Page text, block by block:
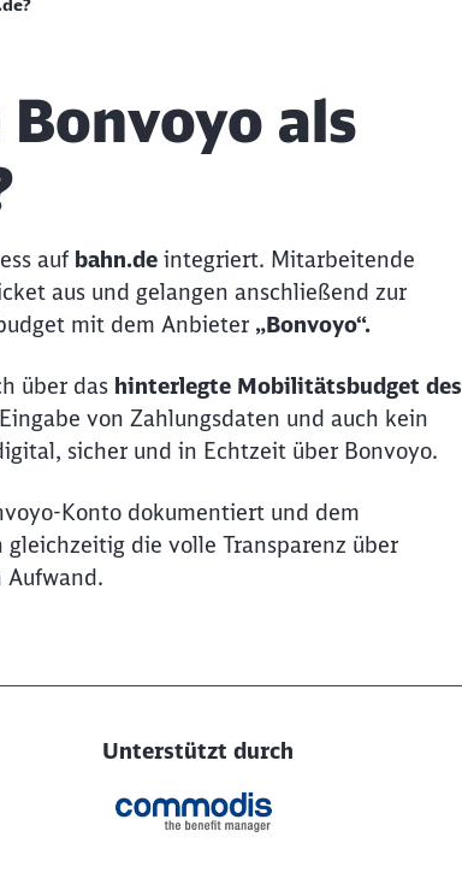
als
auf bahn.de integriert. Mitarbeitende
aus und gelangen anschließend zur
mit dem Anbieter „Bonvoyo“.
über das hinterlegte Mobilitätsbudget des
von Zahlungsdaten und auch kein
sicher und in Echtzeit über Bonvoyo.
Konto dokumentiert und dem
die volle Transparenz über
Aufwand.
Unterstützt durch
Sie zu
Abbrechen Weiter